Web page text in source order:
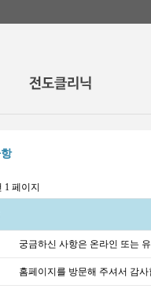
1 페이지
궁금하신 사항은 온라인 또는
홈페이지를 방문해 주셔서 감사